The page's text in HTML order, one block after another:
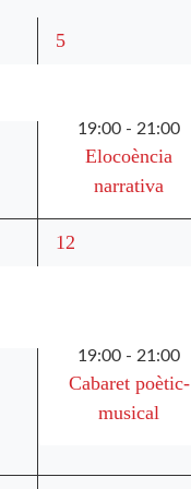
3
5
19:00 - 21:00
Elocoència
narrativa
4
12
19:00 - 21:00
Cabaret poètic-
musical